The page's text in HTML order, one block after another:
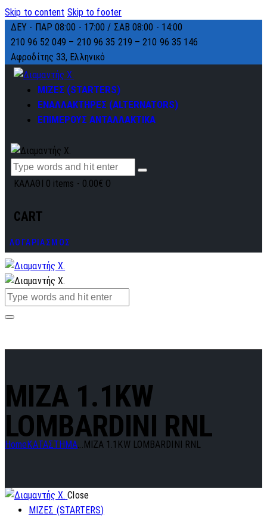
Skip to content Skip to footer
ΔΕΥ - ΠΑΡ 08:00 - 17:00 / ΣΑΒ 08:00 - 14:00
210 96 52 049 – 210 96 35 219 –210 96 35 146
Αφροδίτης 33, Ελληνικό
ΜΙΖΕΣ (STARTERS)
ΕΝΑΛΛΑΚΤΗΡΕΣ (ALTERNATORS)
ΕΠΙΜΕΡΟΥΣ ΑΝΤΑΛΛΑΚΤΙΚΑ
ΚΑΛΑΘΙ 0 items - 0.00€ 0
CART
ΛΟΓΑΡΙΑΣΜΟΣ
MIZA 1.1KW
LOMBARDINI RNL
Home ΚΑΤΑΣΤΗΜΑ... MIZA 1.1KW LOMBARDINI RNL
Close
ΜΙΖΕΣ (STARTERS)